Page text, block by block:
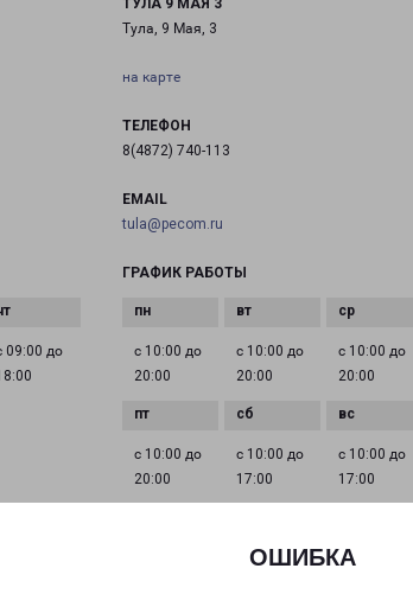
ОШИБКА
09:00 до
ТУЛА 9 МАЯ 3
Тула, 9 Мая, 3
на карте
ТЕЛЕФОН
8(4872) 740-113
EMAIL
tula@pecom.ru
ГРАФИК РАБОТЫ
с 10:00 до
20:00
с 10:00 до
20:00
с 10:00 до
20:00
с 10:00 до
20:00
с 10:00 до
17:00
с 10:00 до
17:00